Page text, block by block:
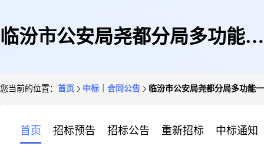
临汾市公安局尧都分局多功能一
您当前的位置： 首页 中标｜合同公告 临汾市公安局尧都分局多功能
首页 招标预告 招标公告 重新招标 中标通知